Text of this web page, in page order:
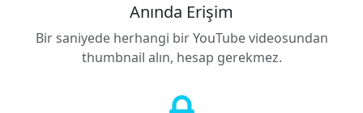
Anında Erişim
Bir saniyede herhangi bir YouTube videosundan
thumbnail alın, hesap gerekmez.